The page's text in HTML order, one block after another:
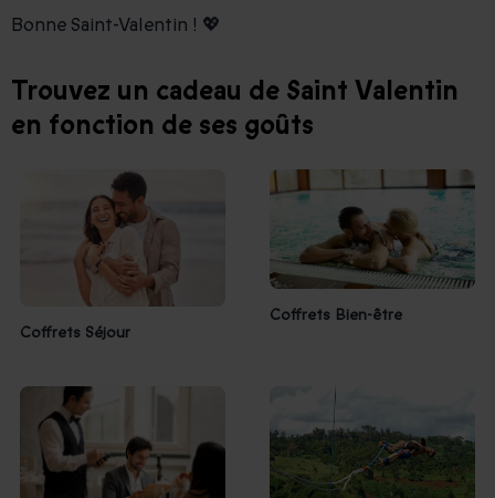
Bonne Saint-Valentin ! 💖
Trouvez un cadeau de Saint Valentin
en fonction de ses goûts
Coffrets Séjour
Coffrets Bien-être